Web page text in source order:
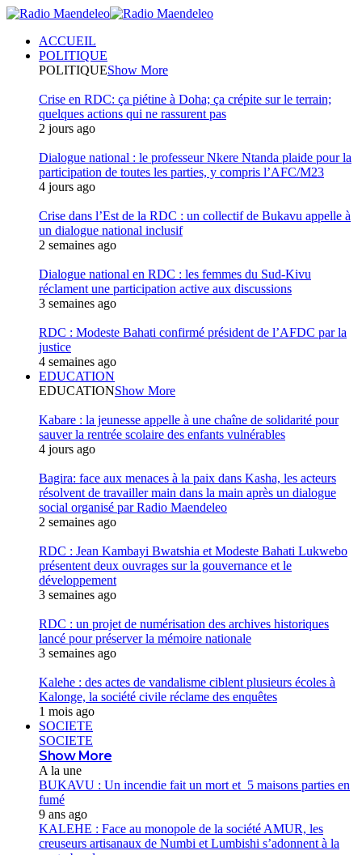
ACCUEIL
POLITIQUE
POLITIQUEShow More
Crise en RDC: ça piétine à Doha; ça crépite sur le terrain;
quelques actions qui ne rassurent pas
2 jours ago
Dialogue national : le professeur Nkere Ntanda plaide pour la
participation de toutes les parties, y compris l’AFC/M23
4 jours ago
Crise dans l’Est de la RDC : un collectif de Bukavu appelle à
un dialogue national inclusif
2 semaines ago
Dialogue national en RDC : les femmes du Sud-Kivu
réclament une participation active aux discussions
3 semaines ago
RDC : Modeste Bahati confirmé président de l’AFDC par la
justice
4 semaines ago
EDUCATION
EDUCATIONShow More
Kabare : la jeunesse appelle à une chaîne de solidarité pour
sauver la rentrée scolaire des enfants vulnérables
4 jours ago
Bagira: face aux menaces à la paix dans Kasha, les acteurs
résolvent de travailler main dans la main après un dialogue
social organisé par Radio Maendeleo
2 semaines ago
RDC : Jean Kambayi Bwatshia et Modeste Bahati Lukwebo
présentent deux ouvrages sur la gouvernance et le
développement
3 semaines ago
RDC : un projet de numérisation des archives historiques
lancé pour préserver la mémoire nationale
3 semaines ago
Kalehe : des actes de vandalisme ciblent plusieurs écoles à
Kalonge, la société civile réclame des enquêtes
1 mois ago
SOCIETE
SOCIETE
Show More
A la une
BUKAVU : Un incendie fait un mort et 5 maisons parties en
fumé
9 ans ago
KALEHE : Face au monopole de la société AMUR, les
creuseurs artisanaux de Numbi et Lumbishi s’adonnent à la